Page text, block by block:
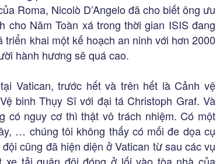
Roma, Nicolò D’Angelo đã cho biết ông ưu
cho Năm Toàn xá trong thời gian ISIS đang
khai một kế hoạch an ninh với hơn 2000
hành hương sẽ quá cao.
Vatican, trước hết và trên hết là Cảnh vệ
binh Thụy Sĩ với đại tá Christoph Graf. Và
có nguy cơ thì thật vô trách nhiệm. Có một
… chúng tôi không thấy có mối đe dọa cụ
cũng đã hiện diện ở Vatican từ sau các vụ
tải quân đội đóng ở lối vào tòa nhà của